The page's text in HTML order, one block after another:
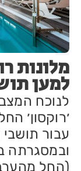
מלונות
למען
לנוכח
׳רוקסון׳
עבור תושבי
ובמסגרתה